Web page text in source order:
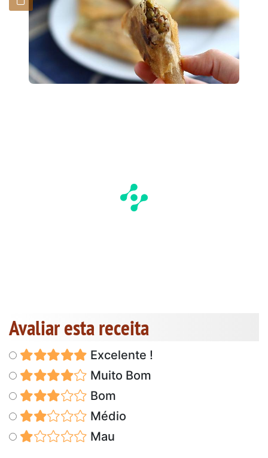
Avaliar esta receita
Excelente !
Muito Bom
Bom
Médio
Mau